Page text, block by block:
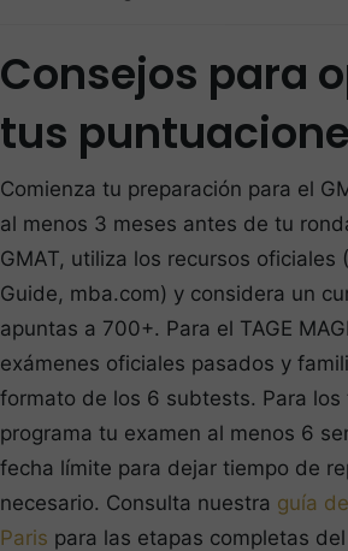
Consejos para
tus
Comienza tu preparación para el
al menos 3 meses antes de tu
GMAT, utiliza los recursos oficiales
Guide, mba.com) y considera un
apuntas a 700+. Para el TAGE
exámenes oficiales pasados y
formato de los 6 subtests. Para los
programa tu examen al menos 6
fecha límite para dejar tiempo de
necesario. Consulta nuestra guía
Paris para las etapas completas